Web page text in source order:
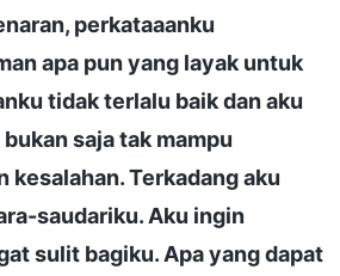
perkataaanku
apa pun yang layak untuk
tidak terlalu baik dan aku
saja tak mampu
kesalahan. Terkadang aku
saudariku. Aku ingin
sulit bagiku. Apa yang dapat